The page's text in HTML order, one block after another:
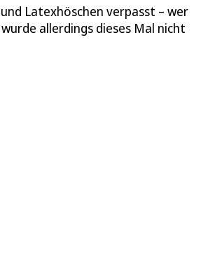
Latexhöschen verpasst – wer
allerdings dieses Mal nicht